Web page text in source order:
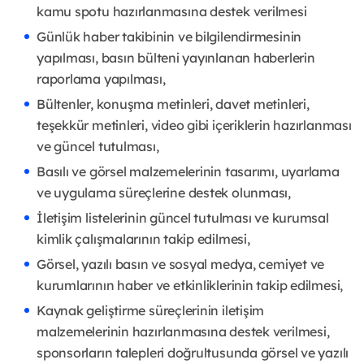
kamu spotu hazırlanmasına destek verilmesi
Günlük haber takibinin ve bilgilendirmesinin
yapılması, basın bülteni yayınlanan haberlerin
raporlama yapılması,
Bültenler, konuşma metinleri, davet metinleri,
teşekkür metinleri, video gibi içeriklerin hazırlanması
ve güncel tutulması,
Basılı ve görsel malzemelerinin tasarımı, uyarlama
ve uygulama süreçlerine destek olunması,
İletişim listelerinin güncel tutulması ve kurumsal
kimlik çalışmalarının takip edilmesi,
Görsel, yazılı basın ve sosyal medya, cemiyet ve
kurumlarının haber ve etkinliklerinin takip edilmesi,
Kaynak geliştirme süreçlerinin iletişim
malzemelerinin hazırlanmasına destek verilmesi,
sponsorların talepleri doğrultusunda görsel ve yazılı